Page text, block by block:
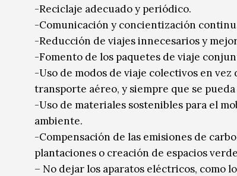
-Reciclaje adecuado y periódico.
-Comunicación y concientización
-Reducción de viajes innecesarios y
-Fomento de los paquetes de viaje
-Uso de modos de viaje colectivos en
transporte aéreo, y siempre que se
-Uso de materiales sostenibles para el
ambiente.
-Compensación de las emisiones de
plantaciones o creación de espacios
– No dejar los aparatos eléctricos, como